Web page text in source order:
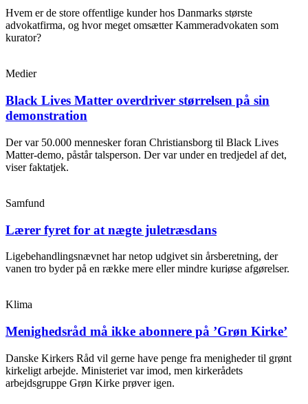
Hvem er de store offentlige kunder hos Danmarks største
advokatfirma, og hvor meget omsætter Kammeradvokaten som
kurator?
Medier
Black Lives Matter overdriver størrelsen på sin
demonstration
Der var 50.000 mennesker foran Christiansborg til Black Lives
Matter-demo, påstår talsperson. Der var under en tredjedel af det,
viser faktatjek.
Samfund
Lærer fyret for at nægte juletræsdans
Ligebehandlingsnævnet har netop udgivet sin årsberetning, der
vanen tro byder på en række mere eller mindre kuriøse afgørelser.
Klima
Menighedsråd må ikke abonnere på ’Grøn Kirke’
Danske Kirkers Råd vil gerne have penge fra menigheder til grønt
kirkeligt arbejde. Ministeriet var imod, men kirkerådets
arbejdsgruppe Grøn Kirke prøver igen.